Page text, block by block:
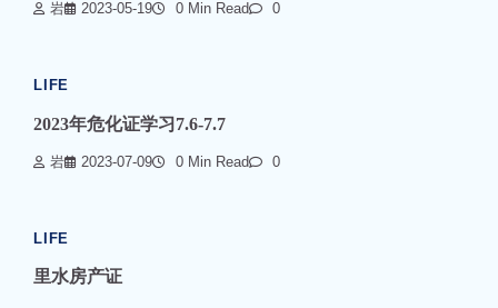
岩 2023-05-19 0 Min Read 0
LIFE
2023年危化证学习7.6-7.7
岩 2023-07-09 0 Min Read 0
LIFE
里水房产证